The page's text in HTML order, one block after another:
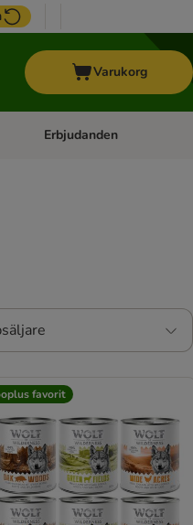
Varukorg
Open category menu:
Erbjudanden
favorit